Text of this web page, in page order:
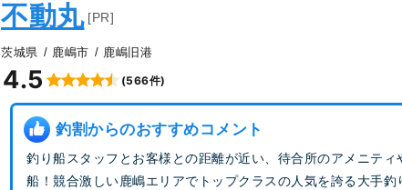
不動丸 [PR]
茨城県 鹿嶋市 鹿嶋旧港
4.5 (566件)
釣割からのおすすめコメント
釣り船スタッフとお客様との距離が近い、待合所のアメニテ
船！競合激しい鹿嶋エリアでトップクラスの人気を誇る大手釣